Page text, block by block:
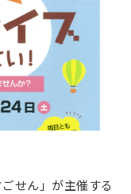
せん」が主催する